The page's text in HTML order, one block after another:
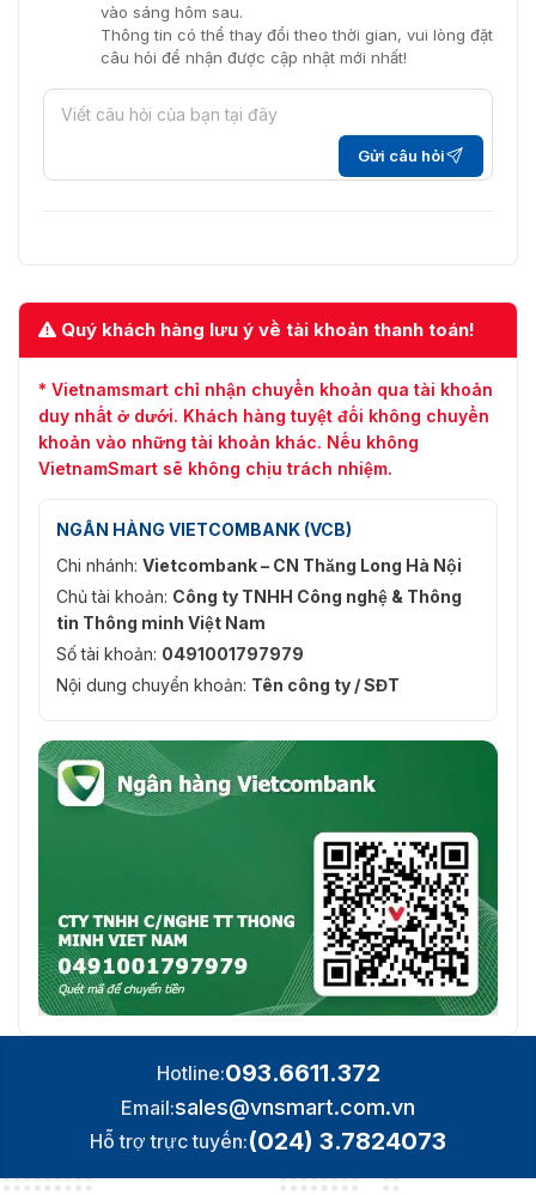
vào sáng hôm sau.
Thông tin có thể thay đổi theo thời gian, vui lòng đặt
câu hỏi để nhận được cập nhật mới nhất!
Gửi câu hỏi
Quý khách hàng lưu ý về tài khoản thanh toán!
* Vietnamsmart chỉ nhận chuyển khoản qua tài khoản
duy nhất ở dưới. Khách hàng tuyệt đối không chuyển
khoản vào những tài khoản khác. Nếu không
VietnamSmart sẽ không chịu trách nhiệm.
NGÂN HÀNG VIETCOMBANK (VCB)
Chi nhánh: Vietcombank – CN Thăng Long Hà Nội
Chủ tài khoản: Công ty TNHH Công nghệ & Thông
tin Thông minh Việt Nam
Số tài khoản: 0491001797979
Nội dung chuyển khoản: Tên công ty / SĐT
Hotline:093.6611.372
Email:sales@vnsmart.com.vn
Hỗ trợ trực tuyến:(024) 3.7824073